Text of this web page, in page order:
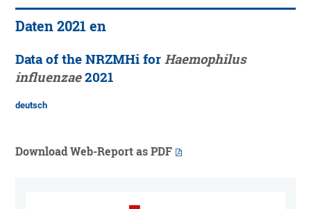
Daten 2021 en
Data of the NRZMHi forHaemophilus
influenzae2021
deutsch
Download Web-Report as PDF